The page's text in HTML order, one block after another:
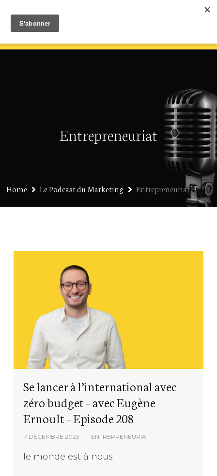
Entrepreneuriat
Home Le Podcast du Marketing Entrepreneuriat
Se lancer à l’international avec
zéro budget – avec Eugène
Ernoult – Episode 208
7 DÉCEMBRE 2023 ENTREPRENEURIAT
le monde est à nous !